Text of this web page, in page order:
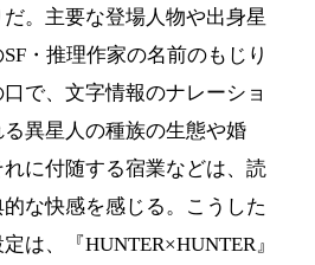
。主要な登場人物や出身星
・推理作家の名前のもじり
で、文字情報のナレーショ
異星人の種族の生態や婚
に付随する宿業などは、読
な快感を感じる。こうした
は、『HUNTER×HUNTER』